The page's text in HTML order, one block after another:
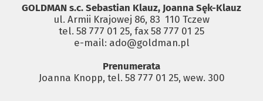
GOLDMAN s.c. Sebastian Klauz, Joanna Sęk-Klauz
ul. Armii Krajowej 86, 83 ­ 110 Tczew
tel. 58 777 01 25, fax 58 777 01 25
e-mail: ado@goldman.pl
Prenumerata
Joanna Knopp, tel. 58 777 01 25, wew. 300